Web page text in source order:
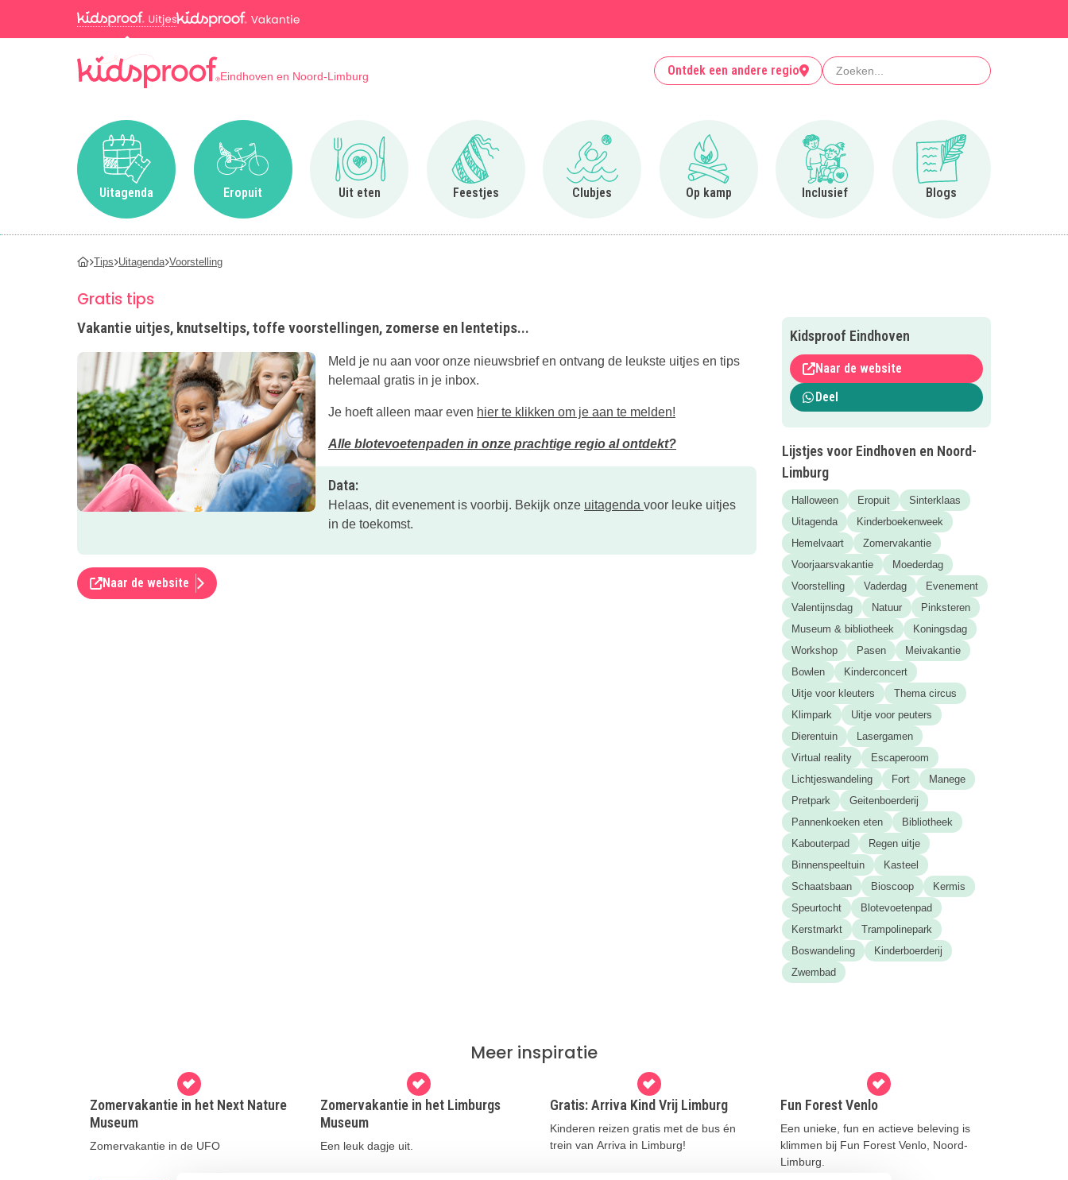
Eindhoven en Noord-Limburg Ontdek een andere regio Zoeken
Uitagenda
Ga naar Uitagenda
Eropuit
Ga naar Eropuit
Uit eten
Ga naar Uit eten
Feestjes
Ga naar Feestjes
Clubjes
Ga naar Clubjes
Op kamp
Ga naar Op kamp
Inclusief
Ga naar Inclusief
Blogs
Ga naar Blogs
Tips Uitagenda Voorstelling
Gratis tips
Vakantie uitjes, knutseltips, toffe voorstellingen, zomerse en lentetips...
Meld je nu aan voor onze nieuwsbrief en ontvang de leukste uitjes en tips
helemaal gratis in je inbox.
Je hoeft alleen maar even hier te klikken om je aan te melden!
Alle blotevoetenpaden in onze prachtige regio al ontdekt?
Data:
Helaas, dit evenement is voorbij. Bekijk onze uitagenda voor leuke uitjes
in de toekomst.
Naar de website
Kidsproof Eindhoven
Naar de website
Deel
Lijstjes voor Eindhoven en Noord-
Limburg
Halloween Eropuit
Sinterklaas
Uitagenda
Kinderboekenweek
Hemelvaart
Zomervakantie
Voorjaarsvakantie
Moederdag
Voorstelling
Vaderdag
Evenement
Valentijnsdag
Natuur
Pinksteren
Museum & bibliotheek
Koningsdag
Workshop
Pasen
Meivakantie
Bowlen
Kinderconcert
Uitje voor kleuters
Thema circus
Klimpark
Uitje voor peuters
Dierentuin
Lasergamen
Virtual reality
Escaperoom
Lichtjeswandeling
Fort
Manege
Pretpark
Geitenboerderij
Pannenkoeken eten
Bibliotheek
Kabouterpad
Regen uitje
Binnenspeeltuin
Kasteel
Schaatsbaan
Bioscoop
Kermis
Speurtocht
Blotevoetenpad
Kerstmarkt
Trampolinepark
Boswandeling
Kinderboerderij
Zwembad
Meer inspiratie
Zomervakantie in het Next Nature
Museum
Zomervakantie in de UFO
Zomervakantie in het Limburgs
Museum
Een leuk dagje uit.
Gratis: Arriva Kind Vrij Limburg
Kinderen reizen gratis met de bus én
trein van Arriva in Limburg!
Fun Forest Venlo
Een unieke, fun en actieve beleving is
klimmen bij Fun Forest Venlo, Noord-
Limburg.